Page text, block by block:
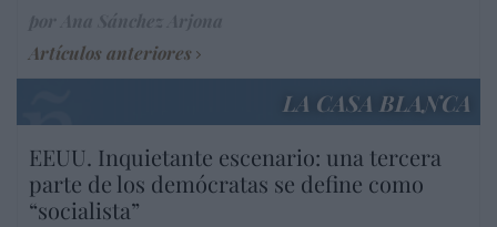
Artículos anteriores
LA CASA BLANCA
EEUU. Inquietante escenario: una tercera
parte de los demócratas se define como
“socialista”